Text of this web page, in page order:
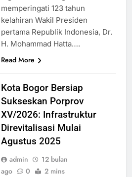
memperingati 123 tahun
kelahiran Wakil Presiden
pertama Republik Indonesia, Dr.
H. Mohammad Hatta….
Read More
Kota Bogor Bersiap
Sukseskan Porprov
XV/2026: Infrastruktur
Direvitalisasi Mulai
Agustus 2025
admin
12 bulan
ago
0 2 mins